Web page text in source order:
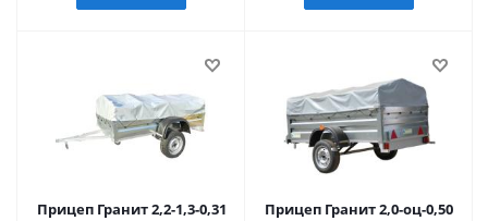
Прицеп Гранит 2,2-1,3-0,31
Прицеп Гранит 2,0-оц-0,50